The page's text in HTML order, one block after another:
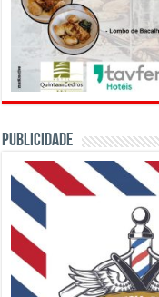
PUBLICIDADE